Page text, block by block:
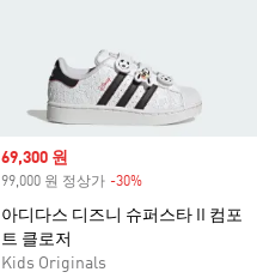
Sale price
69,300 원
99,000 원 정상가 -30%
아디다스 디즈니 슈퍼스타 II 컴포
트 클로저
Kids Originals